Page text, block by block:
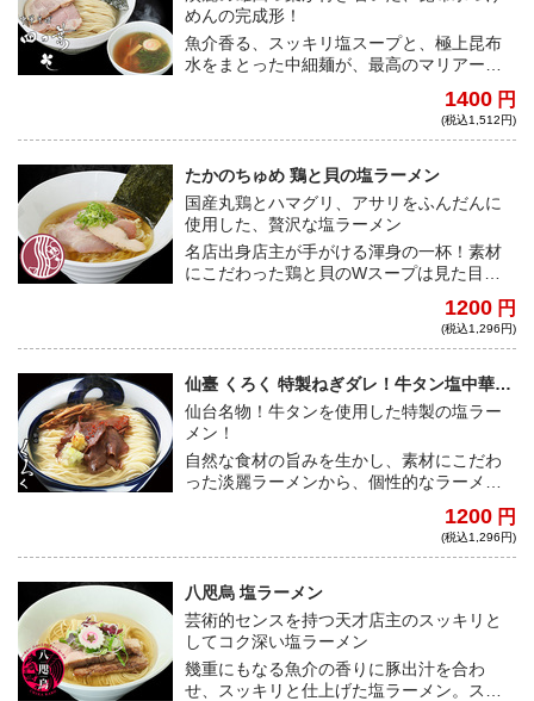
めんの完成形！
魚介香る、スッキリ塩スープと、極上昆布
水をまとった中細麺が、最高のマリアージ
いた昆布水つけめんの最終地点とも思え
1400 円
(税込1,512円)
たかのちゅめ 鶏と貝の塩ラーメン
国産丸鶏とハマグリ、アサリをふんだんに
使用した、贅沢な塩ラーメン
名店出身店主が手がける渾身の一杯！素材
にこだわった鶏と貝のWスープは見た目は
味わい深いスープ。相性抜群の中太ちぢれ
1200 円
(税込1,296円)
仙臺 くろく 特製ねぎダレ！牛タン塩中華そ
ば
仙台名物！牛タンを使用した特製の塩ラー
メン！
自然な食材の旨みを生かし、素材にこだわ
った淡麗ラーメンから、個性的なラーメン
くろく」が宅麺に登場！貝や鶏の出汁をベ
ースに特製のネギだれやレモンマリネがア
で！！
1200 円
(税込1,296円)
八咫烏 塩ラーメン
芸術的センスを持つ天才店主のスッキリと
してコク深い塩ラーメン
幾重にもなる魚介の香りに豚出汁を合わ
せ、スッキリと仕上げた塩ラーメン。スー